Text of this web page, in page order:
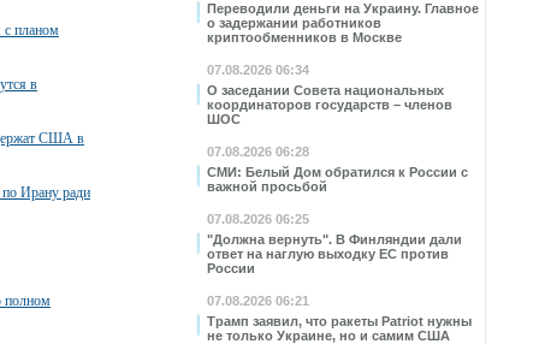
Переводили деньги на Украину. Главное
о задержании работников
криптообменников в Москве
07.08.2026 06:34
О заседании Совета национальных
координаторов государств – членов
ШОС
07.08.2026 06:28
СМИ: Белый Дом обратился к России с
важной просьбой
07.08.2026 06:25
"Должна вернуть". В Финляндии дали
ответ на наглую выходку ЕС против
России
07.08.2026 06:21
Трамп заявил, что ракеты Patriot нужны
не только Украине, но и самим США
с планом
в
США в
по Ирану ради
полном